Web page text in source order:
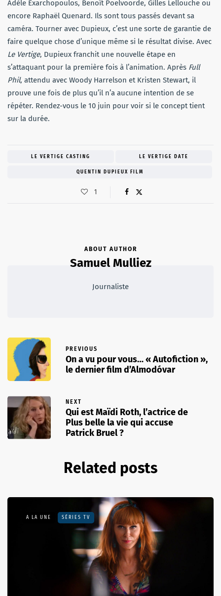
Adèle Exarchopoulos, Benoît Poelvoorde, Gilles Lellouche ou
encore Raphaël Quenard. Ils sont tous passés devant sa
caméra. Tourner avec Dupieux, c’est une sorte de garantie de
faire quelque chose d’unique même si le résultat divise. Avec
Le Vertige, Dupieux franchit une nouvelle étape en
s’attaquant pour la première fois à l’animation. Après Full
Phil, attendu avec Woody Harrelson et Kristen Stewart, il
prouve une fois de plus qu’il n’a aucune intention de se
répéter. Rendez-vous le 10 juin pour voir si le concept tient
sur la durée.
LE VERTIGE CASTING LE VERTIGE DATE
QUENTIN DUPIEUX FILM
1
ABOUT AUTHOR
Samuel Mulliez
Journaliste
PREVIOUS
On a vu pour vous… « Autofiction »,
le dernier film d’Almodóvar
NEXT
Qui est Maïdi Roth, l’actrice de
Plus belle la vie qui accuse
Patrick Bruel ?
Related posts
A LA UNE SÉRIES TV